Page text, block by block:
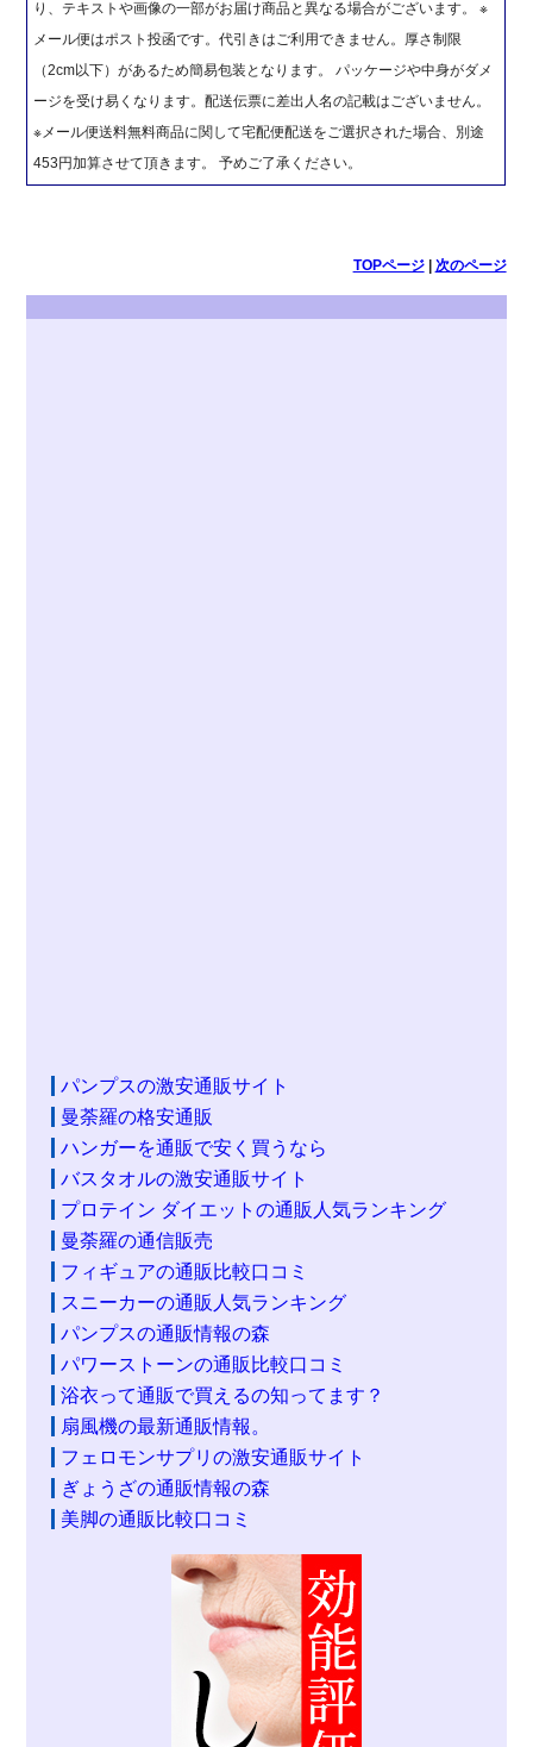
り、テキストや画像の一部がお届け商品と異なる場合がございます。 ※
メール便はポスト投函です。代引きはご利用できません。厚さ制限
（2cm以下）があるため簡易包装となります。 パッケージや中身がダメ
ージを受け易くなります。配送伝票に差出人名の記載はございません。
※メール便送料無料商品に関して宅配便配送をご選択された場合、別途
453円加算させて頂きます。 予めご了承ください。
TOPページ| 次のページ
パンプスの激安通販サイト
曼荼羅の格安通販
ハンガーを通販で安く買うなら
バスタオルの激安通販サイト
プロテイン ダイエットの通販人気ランキング
曼荼羅の通信販売
フィギュアの通販比較口コミ
スニーカーの通販人気ランキング
パンプスの通販情報の森
パワーストーンの通販比較口コミ
浴衣って通販で買えるの知ってます？
扇風機の最新通販情報。
フェロモンサプリの激安通販サイト
ぎょうざの通販情報の森
美脚の通販比較口コミ